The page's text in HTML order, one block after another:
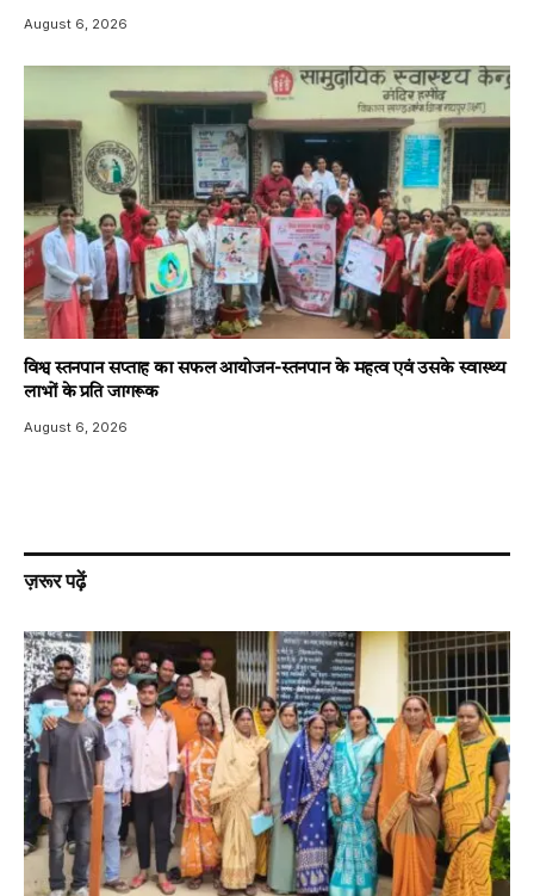
August 6, 2026
विश्व स्तनपान सप्ताह का सफल आयोजन-स्तनपान के महत्व एवं उसके स्वास्थ्य
लाभों के प्रति जागरूक
August 6, 2026
ज़रूर पढ़ें